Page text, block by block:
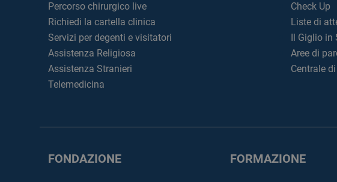
Percorso chirurgico live
Richiedi la cartella clinica
Servizi per degenti e visitatori
Assistenza Religiosa
Assistenza Stranieri
Telemedicina
Check Up
Liste di
Il Giglio in
Aree di
Centrale
FONDAZIONE FORMAZIONE